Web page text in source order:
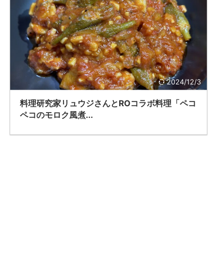
2024/12/3
料理研究家リュウジさんとROコラボ料理「ペコ
ペコのモロク風煮...